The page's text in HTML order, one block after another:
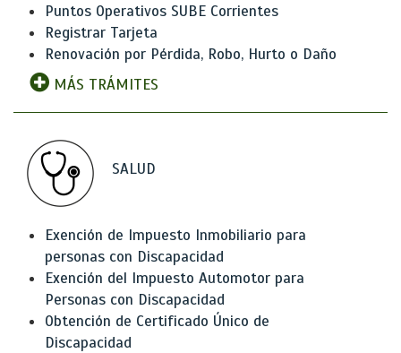
Puntos Operativos SUBE Corrientes
Registrar Tarjeta
Renovación por Pérdida, Robo, Hurto o Daño
MÁS TRÁMITES
SALUD
Exención de Impuesto Inmobiliario para
personas con Discapacidad
Exención del Impuesto Automotor para
Personas con Discapacidad
Obtención de Certificado Único de
Discapacidad